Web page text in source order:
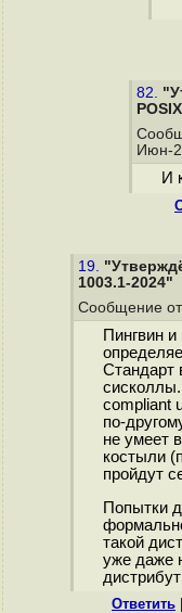
82.
Июн-
И
19.
1003.1-2024"
Сообщение от
Пингвин
Стандарт
compliant
по-
не умеет
костыли
пройдут
Попытки
такой
уже даже
Ответить